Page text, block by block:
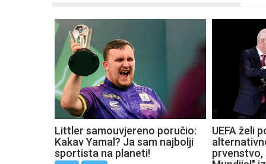
Littler samouvjereno poručio:
Kakav Yamal? Ja sam najbolji
sportista na planeti!
UEFA želi
prvenstvo,